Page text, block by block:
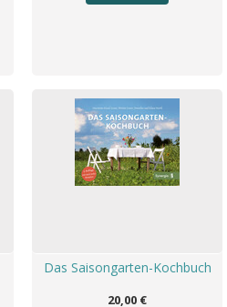
Das Saisongarten-Kochbuch
20,00 €